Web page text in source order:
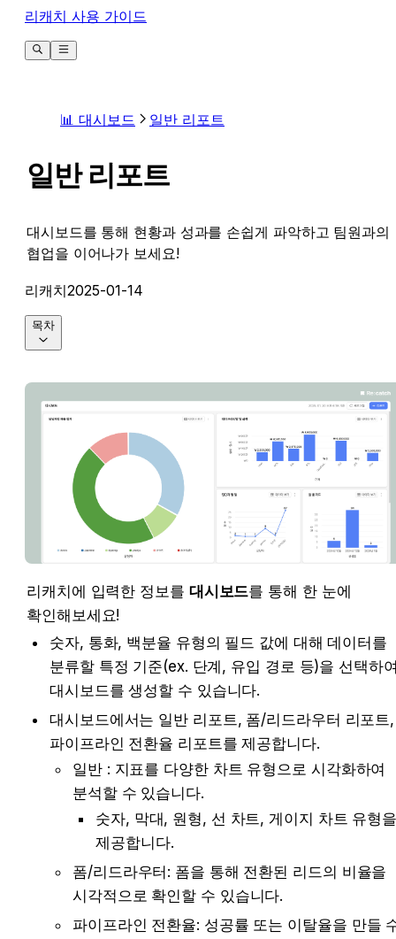
리캐치 사용 가이드
📊 대시보드 일반 리포트
일반 리포트
대시보드를 통해 현황과 성과를 손쉽게 파악하고 팀원과의
협업을 이어나가 보세요!
리캐치2025-01-14
리캐치에 입력한 정보를 대시보드를 통해 한 눈에
확인해보세요!
숫자, 통화, 백분율 유형의 필드 값에 대해 데이터를
분류할 특정 기준(ex. 단계, 유입 경로 등)을 선택하
대시보드를 생성할 수 있습니다.
대시보드에서는 일반 리포트, 폼/리드라우터 리포트,
파이프라인 전환율 리포트를 제공합니다.
일반 : 지표를 다양한 차트 유형으로 시각화하여
분석할 수 있습니다.
숫자, 막대, 원형, 선 차트, 게이지 차트 유형
제공합니다.
폼/리드라우터: 폼을 통해 전환된 리드의 비율을
시각적으로 확인할 수 있습니다.
파이프라인 전환율: 성공률 또는 이탈율을 만들
목차